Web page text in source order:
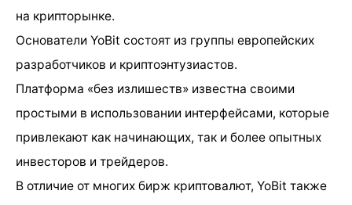
на крипторынке.
Основатели YoBit состоят из группы европейских
разработчиков и криптоэнтузиастов.
Платформа «без излишеств» известна своими
простыми в использовании интерфейсами, которые
привлекают как начинающих, так и более опытных
инвесторов и трейдеров.
В отличие от многих бирж криптовалют, YoBit также